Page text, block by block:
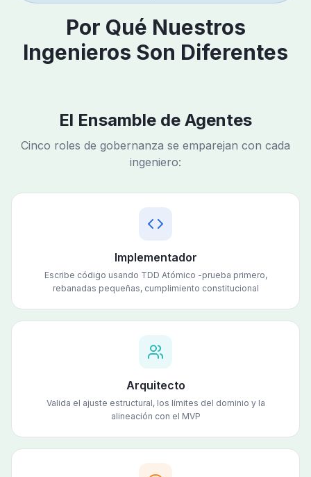
Por Qué Nuestros
Ingenieros Son Diferentes
El Ensamble de Agentes
Cinco roles de gobernanza se emparejan con cada
ingeniero:
Implementador
Escribe código usando TDD Atómico -prueba primero,
rebanadas pequeñas, cumplimiento constitucional
Arquitecto
Valida el ajuste estructural, los límites del dominio y la
alineación con el MVP